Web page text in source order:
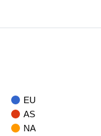
EU
AS
NA